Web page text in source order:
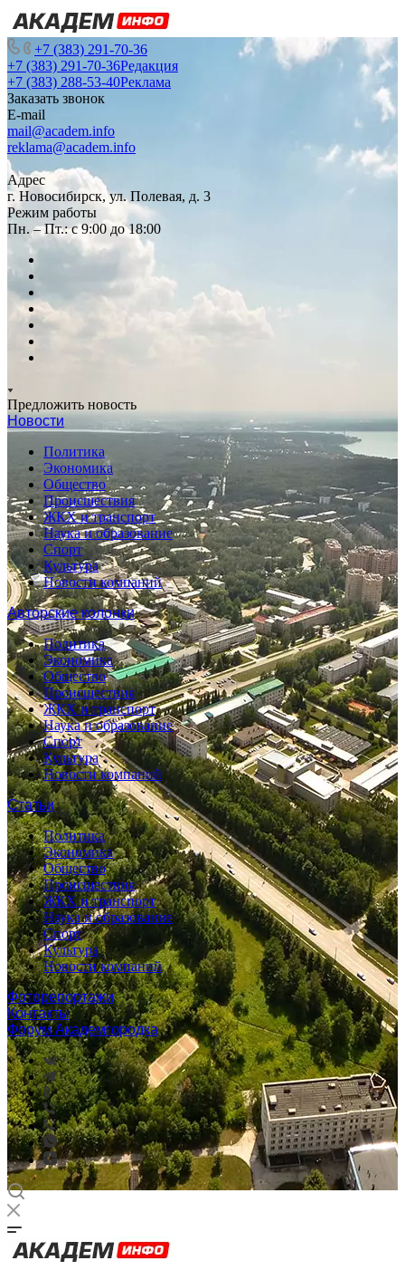
+7 (383) 291-70-36
+7 (383) 291-70-36Редакция
+7 (383) 288-53-40Реклама
Заказать звонок
E-mail
mail@academ.info
reklama@academ.info
Адрес
г. Новосибирск, ул. Полевая, д. 3
Режим работы
Пн. – Пт.: с 9:00 до 18:00
Предложить новость
Новости
Политика
Экономика
Общество
Происшествия
ЖКХ и транспорт
Наука и образование
Спорт
Культура
Новости компаний
Авторские колонки
Политика
Экономика
Общество
Происшествия
ЖКХ и транспорт
Наука и образование
Спорт
Культура
Новости компаний
Статьи
Политика
Экономика
Общество
Происшествия
ЖКХ и транспорт
Наука и образование
Спорт
Культура
Новости компаний
Фоторепортажи
Контакты
Форум Академгородка